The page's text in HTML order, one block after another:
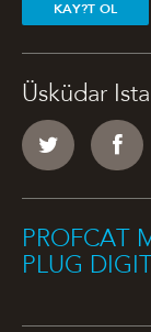
KAY?T OL
Üsküdar
PROFCAT
PLUG